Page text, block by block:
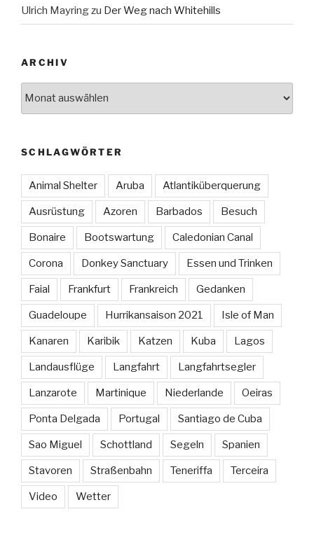
Ulrich Mayringzu Der Weg nach Whitehills
ARCHIV
SCHLAGWÖRTER
Animal Shelter Aruba Atlantiküberquerung
Ausrüstung Azoren Barbados Besuch
Bonaire Bootswartung Caledonian Canal
Corona Donkey Sanctuary Essen und Trinken
Faial Frankfurt Frankreich Gedanken
Guadeloupe Hurrikansaison 2021 Isle of Man
Kanaren Karibik Katzen Kuba Lagos
Landausflüge Langfahrt Langfahrtsegler
Lanzarote Martinique Niederlande Oeiras
Ponta Delgada Portugal Santiago de Cuba
Sao Miguel Schottland Segeln Spanien
Stavoren Straßenbahn Teneriffa Terceira
Video Wetter